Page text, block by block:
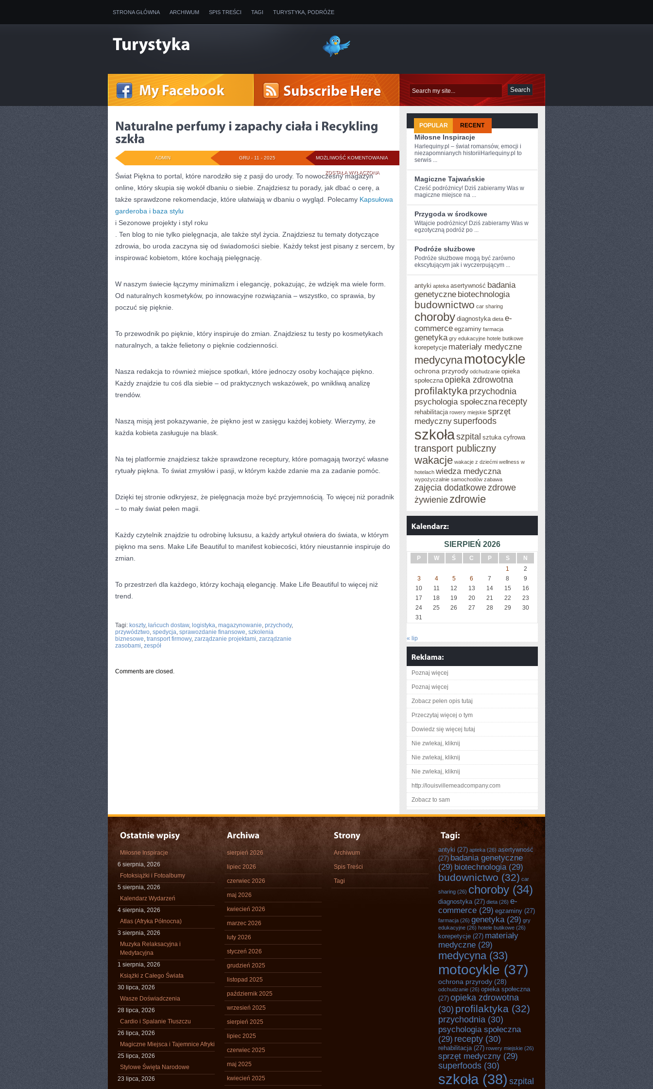
STRONA GŁÓWNA ARCHIWUM SPIS TREŚCI TAGI TURYSTYKA, PODRÓŻE
MOŻLIWOŚĆ KOMENTOWANIA NATURALNE
PERFUMY
ZAPACHY
CIAŁA
RECYKLING
SZKŁA
ZOSTAŁA WYŁĄCZONA
GRU - 11 - 2025
ADMIN
Świat Piękna to portal, które narodziło się z pasji do urody. To nowoczesny magazyn
online, który skupia się wokół dbaniu o siebie. Znajdziesz tu porady, jak dbać o cerę, a
także sprawdzone rekomendacje, które ułatwiają w dbaniu o wygląd. Polecamy Kapsułowa
garderoba i baza stylu
i Sezonowe projekty i styl roku
. Ten blog to nie tylko pielęgnacja, ale także styl życia. Znajdziesz tu tematy dotyczące
zdrowia, bo uroda zaczyna się od świadomości siebie. Każdy tekst jest pisany z sercem, by
inspirować kobietom, które kochają pielęgnację.
W naszym świecie łączymy minimalizm i elegancję, pokazując, że wdzięk ma wiele form.
Od naturalnych kosmetyków, po innowacyjne rozwiązania – wszystko, co sprawia, by
poczuć się pięknie.
To przewodnik po pięknie, który inspiruje do zmian. Znajdziesz tu testy po kosmetykach
naturalnych, a także felietony o pięknie codzienności.
Nasza redakcja to również miejsce spotkań, które jednoczy osoby kochające piękno.
Każdy znajdzie tu coś dla siebie – od praktycznych wskazówek, po wnikliwą analizę
trendów.
Naszą misją jest pokazywanie, że piękno jest w zasięgu każdej kobiety. Wierzymy, że
każda kobieta zasługuje na blask.
Na tej platformie znajdziesz także sprawdzone receptury, które pomagają tworzyć własne
rytuały piękna. To świat zmysłów i pasji, w którym każde zdanie ma za zadanie pomóc.
Dzięki tej stronie odkryjesz, że pielęgnacja może być przyjemnością. To więcej niż poradnik
– to mały świat pełen magii.
Każdy czytelnik znajdzie tu odrobinę luksusu, a każdy artykuł otwiera do świata, w którym
piękno ma sens. Make Life Beautiful to manifest kobiecości, który nieustannie inspiruje do
zmian.
To przestrzeń dla każdego, którzy kochają elegancję. Make Life Beautiful to więcej niż
trend.
Tagi: koszty, łańcuch dostaw, logistyka, magazynowanie, przychody,
przywództwo, spedycja, sprawozdanie finansowe, szkolenia
biznesowe, transport firmowy, zarządzanie projektami, zarządzanie
zasobami, zespół
Comments are closed.
POPULAR RECENT
Miłosne Inspiracje
Harlequiny.pl – świat romansów, emocji i
niezapomnianych historiiHarlequiny.pl to
serwis ...
Magiczne Tajwańskie
Cześć podróżnicy!⁤ Dziś zabieramy Was w
magiczne miejsce na ...
Przygoda w środkowe
Witajcie podróżnicy! Dziś zabieramy Was w
egzotyczną⁣ podróż po ...
Podróże służbowe
Podróże służbowe⁢ mogą być zarówno
ekscytującym jak i wyczerpującym ...
antyki apteka asertywność badania
genetyczne biotechnologia
budownictwo car sharing
choroby diagnostyka dieta e-
commerce egzaminy farmacja
genetyka gry edukacyjne hotele butikowe
korepetycje materiały medyczne
medycyna motocykle
ochrona przyrody odchudzanie opieka
społeczna opieka zdrowotna
profilaktyka przychodnia
psychologia społeczna recepty
rehabilitacja rowery miejskie sprzęt
medycznysuperfoods
szkołaszpital sztuka cyfrowa
transport publiczny
wakacje wakacje z dziećmi wellness w
hotelach wiedza medyczna
wypożyczalnie samochodów zabawa
zajęcia dodatkowezdrowe
żywienie zdrowie
SIERPIEŃ 2026
P W Ś C P S
N
1
2
3
4 5 6 7 8
9
10
11 12 13 14 15
16
17
18 19 20 21 22
23
24
25 26 27 28 29
30
31
« lip
Poznaj więcej
Poznaj więcej
Zobacz pełen opis tutaj
Przeczytaj więcej o tym
Dowiedz się więcej tutaj
Nie zwlekaj, kliknij
Nie zwlekaj, kliknij
Nie zwlekaj, kliknij
http://louisvillemeadcompany.com
Zobacz to sam
Miłosne Inspiracje
6 sierpnia, 2026
Fotoksiążki i Fotoalbumy
5 sierpnia, 2026
Kalendarz Wydarzeń
4 sierpnia, 2026
Atlas (Afryka Północna)
3 sierpnia, 2026
Muzyka Relaksacyjna i
Medytacyjna
1 sierpnia, 2026
Książki z Całego Świata
30 lipca, 2026
Wasze Doświadczenia
28 lipca, 2026
Cardio i Spalanie Tłuszczu
26 lipca, 2026
Magiczne Miejsca i Tajemnice Afryki
25 lipca, 2026
Stylowe Święta Narodowe
23 lipca, 2026
sierpień 2026
lipiec 2026
czerwiec 2026
maj 2026
kwiecień 2026
marzec 2026
luty 2026
styczeń 2026
grudzień 2025
listopad 2025
październik 2025
wrzesień 2025
sierpień 2025
lipiec 2025
czerwiec 2025
maj 2025
kwiecień 2025
Archiwum
Spis Treści
Tagi
antyki (27) apteka (26) asertywność
(27) badania genetyczne
(29) biotechnologia (29)
budownictwo (32) car
sharing (26) choroby (34)
diagnostyka(27) dieta (26) e-
commerce (29) egzaminy (27)
farmacja (26) genetyka (29) gry
edukacyjne (26) hotele butikowe (26)
korepetycje (27) materiały
medyczne (29)
medycyna(33)
motocykle (37)
ochrona przyrody (28)
odchudzanie (26) opieka społeczna
(27) opieka zdrowotna
(30) profilaktyka (32)
przychodnia (30)
psychologia społeczna
(29) recepty (30)
rehabilitacja(27) rowery miejskie (26)
sprzęt medyczny (29)
superfoods (30)
szkoła (38) szpital